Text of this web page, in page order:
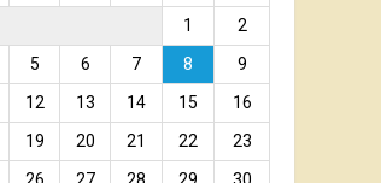
1
2
5 6 7 8
9
12 13 14 15
16
19 20 21 22
23